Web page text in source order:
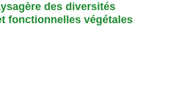
des diversités
fonctionnelles végétales